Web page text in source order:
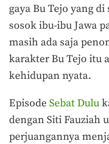
gaya Bu Tejo yang
sosok ibu-ibu Jawa
masih ada saja
karakter Bu Tejo itu
kehidupan nyata.
Episode Sebat Dulu
dengan Siti Fauziah
perjuangannya